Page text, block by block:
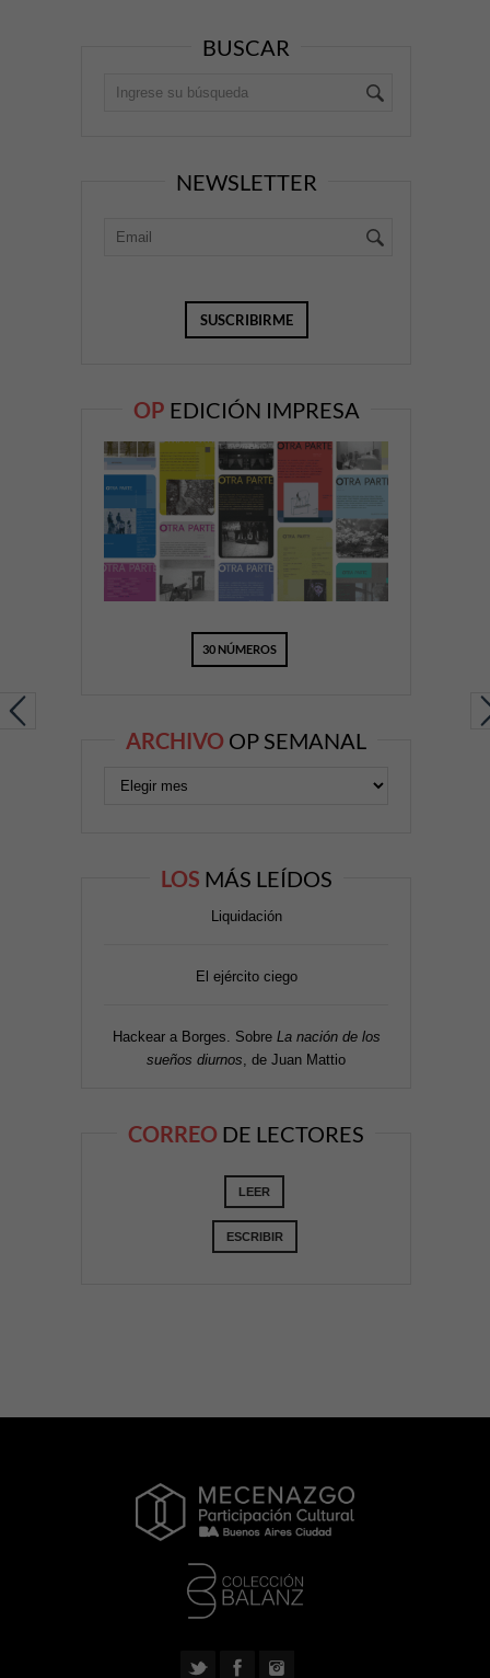
BUSCAR
NEWSLETTER
OP EDICIÓN IMPRESA
30 NÚMEROS
ARCHIVO OP SEMANAL
LOS MÁS LEÍDOS
Liquidación
El ejército ciego
Hackear a Borges. Sobre La nación de los
sueños diurnos , de Juan Mattio
CORREO DE LECTORES
LEER
ESCRIBIR